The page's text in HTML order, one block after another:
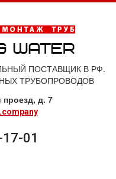
ПОСТАВЩИК В РФ.
ТРУБОПРОВОДОВ
д. 7
01